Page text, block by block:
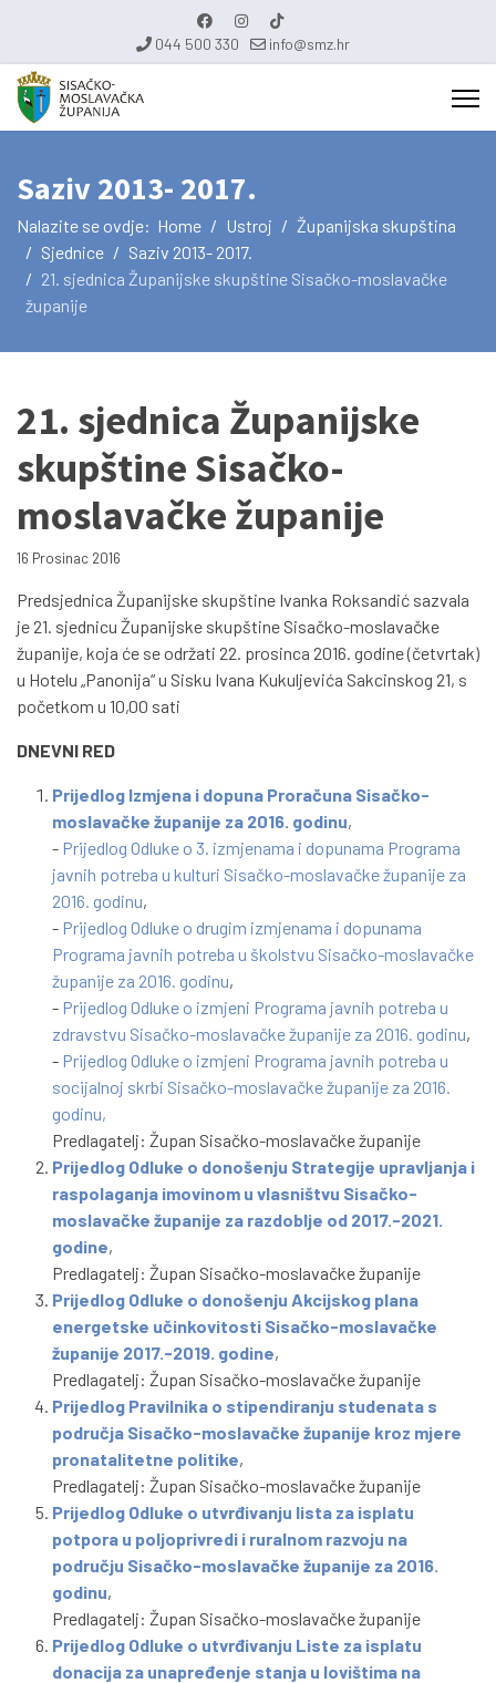
044 500 330 info@smz.hr
Saziv 2013- 2017.
Nalazite se ovdje: Home Ustroj
Županijska skupština
Sjednice
Saziv 2013- 2017.
21. sjednica Županijske skupštine Sisačko-moslavačke
županije
21. sjednica Županijske
skupštine Sisačko-
moslavačke županije
16 Prosinac 2016
Predsjednica Županijske skupštine Ivanka Roksandić sazvala
je 21. sjednicu Županijske skupštine Sisačko-moslavačke
županije, koja će se održati 22. prosinca 2016. godine (četvrtak)
u Hotelu „Panonija“ u Sisku Ivana Kukuljevića Sakcinskog 21, s
početkom u 10,00 sati
DNEVNI RED
Prijedlog Izmjena i dopuna Proračuna Sisačko-
moslavačke županije za 2016. godinu,
- Prijedlog Odluke o 3. izmjenama i dopunama Programa
javnih potreba u kulturi Sisačko-moslavačke županije za
2016. godinu,
- Prijedlog Odluke o drugim izmjenama i dopunama
Programa javnih potreba u školstvu Sisačko-moslavačke
županije za 2016. godinu,
- Prijedlog Odluke o izmjeni Programa javnih potreba u
zdravstvu Sisačko-moslavačke županije za 2016. godinu,
- Prijedlog Odluke o izmjeni Programa javnih potreba u
socijalnoj skrbi Sisačko-moslavačke županije za 2016.
godinu,
Predlagatelj: Župan Sisačko-moslavačke županije
Prijedlog Odluke o donošenju Strategije upravljanja i
raspolaganja imovinom u vlasništvu Sisačko-
moslavačke županije za razdoblje od 2017.-2021.
godine,
Predlagatelj: Župan Sisačko-moslavačke županije
Prijedlog Odluke o donošenju Akcijskog plana
energetske učinkovitosti Sisačko-moslavačke
županije 2017.-2019. godine,
Predlagatelj: Župan Sisačko-moslavačke županije
Prijedlog Pravilnika o stipendiranju studenata s
područja Sisačko-moslavačke županije kroz mjere
pronatalitetne politike,
Predlagatelj: Župan Sisačko-moslavačke županije
Prijedlog Odluke o utvrđivanju lista za isplatu
potpora u poljoprivredi i ruralnom razvoju na
području Sisačko-moslavačke županije za 2016.
godinu,
Predlagatelj: Župan Sisačko-moslavačke županije
Prijedlog Odluke o utvrđivanju Liste za isplatu
donacija za unapređenje stanja u lovištima na